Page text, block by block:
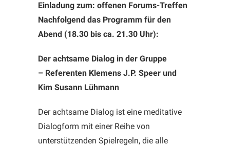
Einladung zum: offenen Forums-Treffen
Nachfolgend das Programm für den
Abend (18.30 bis ca. 21.30 Uhr):
Der achtsame Dialog in der Gruppe
– Referenten Klemens J.P. Speer und
Kim Susann Lühmann
Der achtsame Dialog ist eine meditative
Dialogform mit einer Reihe von
unterstützenden Spielregeln, die alle